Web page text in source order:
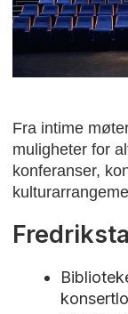
Fra intime
muligheter for
konferanser,